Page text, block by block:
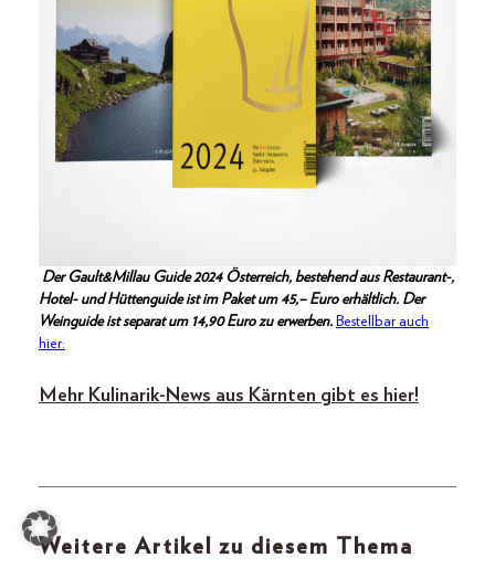
Der Gault&Millau Guide 2024 Österreich, bestehend aus Restaurant-,
Hotel- und Hüttenguide ist im Paket um 45,– Euro erhältlich. Der
Weinguide ist separat um 14,90 Euro zu erwerben. Bestellbar auch
hier:
Mehr Kulinarik-News aus Kärnten gibt es hier!
Weitere Artikel zu diesem Thema